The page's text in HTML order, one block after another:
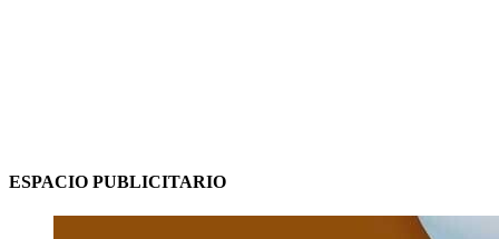
ESPACIO PUBLICITARIO